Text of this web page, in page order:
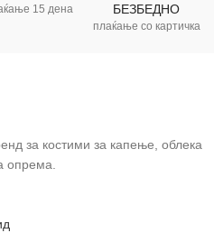
15 дена
БЕЗБЕДНО
плаќање со картичка
за костими за капење, облека
опрема.